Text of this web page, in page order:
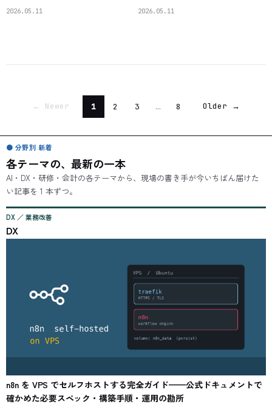
2026.05.11 2026.05.11
← Newer 1 2 3 … 8 Older →
● 分野別 新着
各テーマの、最新の一本
AI・DX・研修・会計の各テーマから、現場の書き手が今いちばん届けた
い記事を 1 本ずつ。
DX ／ 業務改善
DX
n8n を VPS でセルフホストする完全ガイド——公式ドキュメントで
確かめた必要スペック・構築手順・運用の勘所